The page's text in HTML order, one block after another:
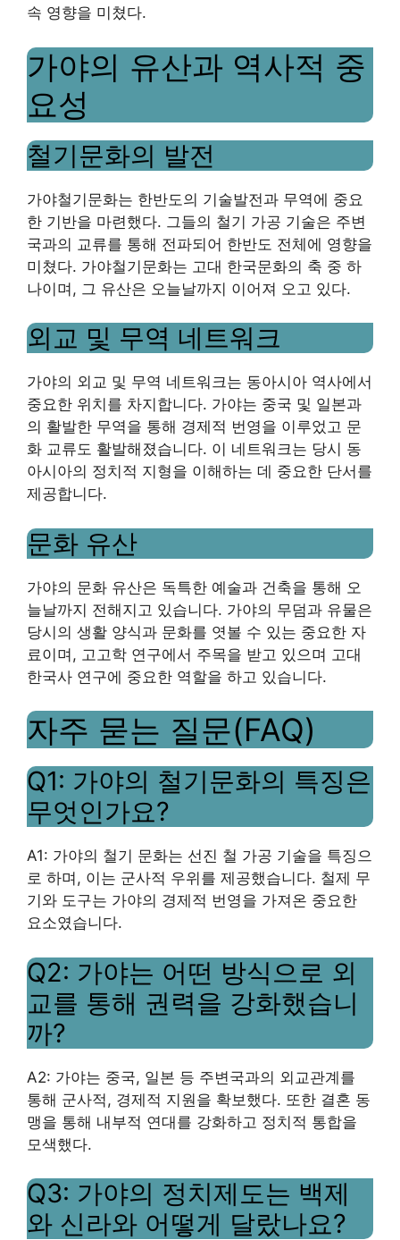
속 영향을 미쳤다.
가야의 유산과 역사적 중
요성
철기문화의 발전
가야철기문화는 한반도의 기술발전과 무역에 중요
한 기반을 마련했다. 그들의 철기 가공 기술은 주변
국과의 교류를 통해 전파되어 한반도 전체에 영향을
미쳤다. 가야철기문화는 고대 한국문화의 축 중 하
나이며, 그 유산은 오늘날까지 이어져 오고 있다.
외교 및 무역 네트워크
가야의 외교 및 무역 네트워크는 동아시아 역사에서
중요한 위치를 차지합니다. 가야는 중국 및 일본과
의 활발한 무역을 통해 경제적 번영을 이루었고 문
화 교류도 활발해졌습니다. 이 네트워크는 당시 동
아시아의 정치적 지형을 이해하는 데 중요한 단서를
제공합니다.
문화 유산
가야의 문화 유산은 독특한 예술과 건축을 통해 오
늘날까지 전해지고 있습니다. 가야의 무덤과 유물은
당시의 생활 양식과 문화를 엿볼 수 있는 중요한 자
료이며, 고고학 연구에서 주목을 받고 있으며 고대
한국사 연구에 중요한 역할을 하고 있습니다.
자주 묻는 질문(FAQ)
Q1: 가야의 철기문화의 특징은
무엇인가요?
A1: 가야의 철기 문화는 선진 철 가공 기술을 특징으
로 하며, 이는 군사적 우위를 제공했습니다. 철제 무
기와 도구는 가야의 경제적 번영을 가져온 중요한
요소였습니다.
Q2: 가야는 어떤 방식으로 외
교를 통해 권력을 강화했습니
까?
A2: 가야는 중국, 일본 등 주변국과의 외교관계를
통해 군사적, 경제적 지원을 확보했다. 또한 결혼 동
맹을 통해 내부적 연대를 강화하고 정치적 통합을
모색했다.
Q3: 가야의 정치제도는 백제
와 신라와 어떻게 달랐나요?